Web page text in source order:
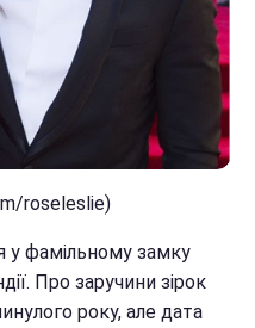
roseleslie)
у фамільному замку
Про заручини зірок
року, але дата